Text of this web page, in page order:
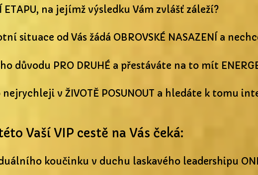
ETAPU, na jejímž výsledku Vám zvlášť záleží?
situace od Vás žádá OBROVSKÉ NASAZENÍ a
důvodu PRO DRUHÉ a přestáváte na to mít
v ŽIVOTĚ POSUNOUT a hledáte k tomu
Vaší VIP cestě na Vás čeká:
koučinku v duchu laskavého leadershipu